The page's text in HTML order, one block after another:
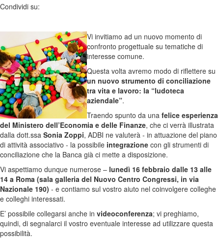
Condividi su:
Vi invitiamo ad un nuovo momento di
confronto progettuale su tematiche di
interesse comune.
Questa volta avremo modo di riflettere su
un nuovo strumento di conciliazione
tra vita e lavoro: la “ludoteca
aziendale”.
Traendo spunto da una felice esperienza
del Ministero dell’Economia e delle Finanze, che ci verrà illustrata
dalla dott.ssa Sonia Zoppi, ADBI ne valuterà - in attuazione del piano
di attività associativo - la possibile integrazione con gli strumenti di
conciliazione che la Banca già ci mette a disposizione.
Vi aspettiamo dunque numerose – lunedì 16 febbraio dalle 13 alle
14 a Roma (sala galleria del Nuovo Centro Congressi, in via
Nazionale 190) - e contiamo sul vostro aiuto nel coinvolgere colleghe
e colleghi interessati.
E’ possibile collegarsi anche in videoconferenza; vi preghiamo,
quindi, di segnalarci il vostro eventuale interesse ad utilizzare questa
possibilità.